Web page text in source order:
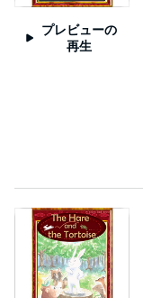
プレビューの
再生